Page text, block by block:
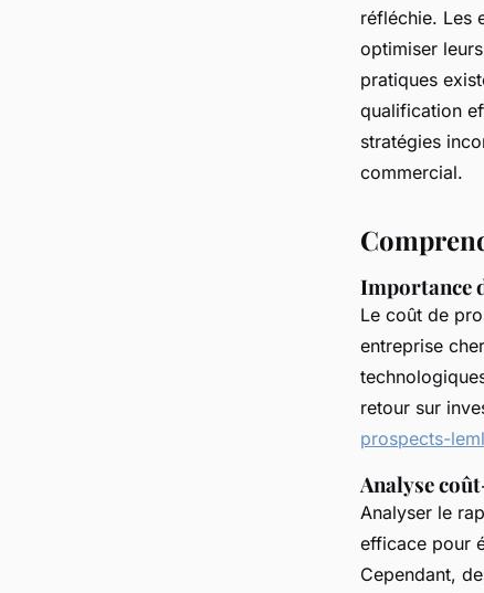
réfléchie. Les
optimiser
pratiques
qualification
stratégies
commercial.
Importance
Le coût de
entreprise
retour sur
prospects-
Analyse
Analyser le
efficace pour
Cependant,